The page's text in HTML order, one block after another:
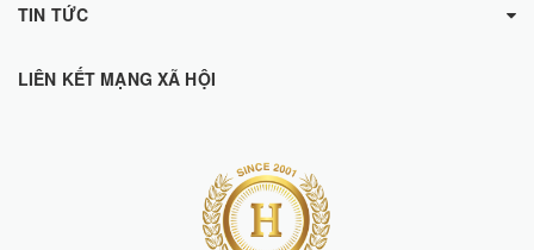
TIN TỨC
LIÊN KẾT MẠNG XÃ HỘI